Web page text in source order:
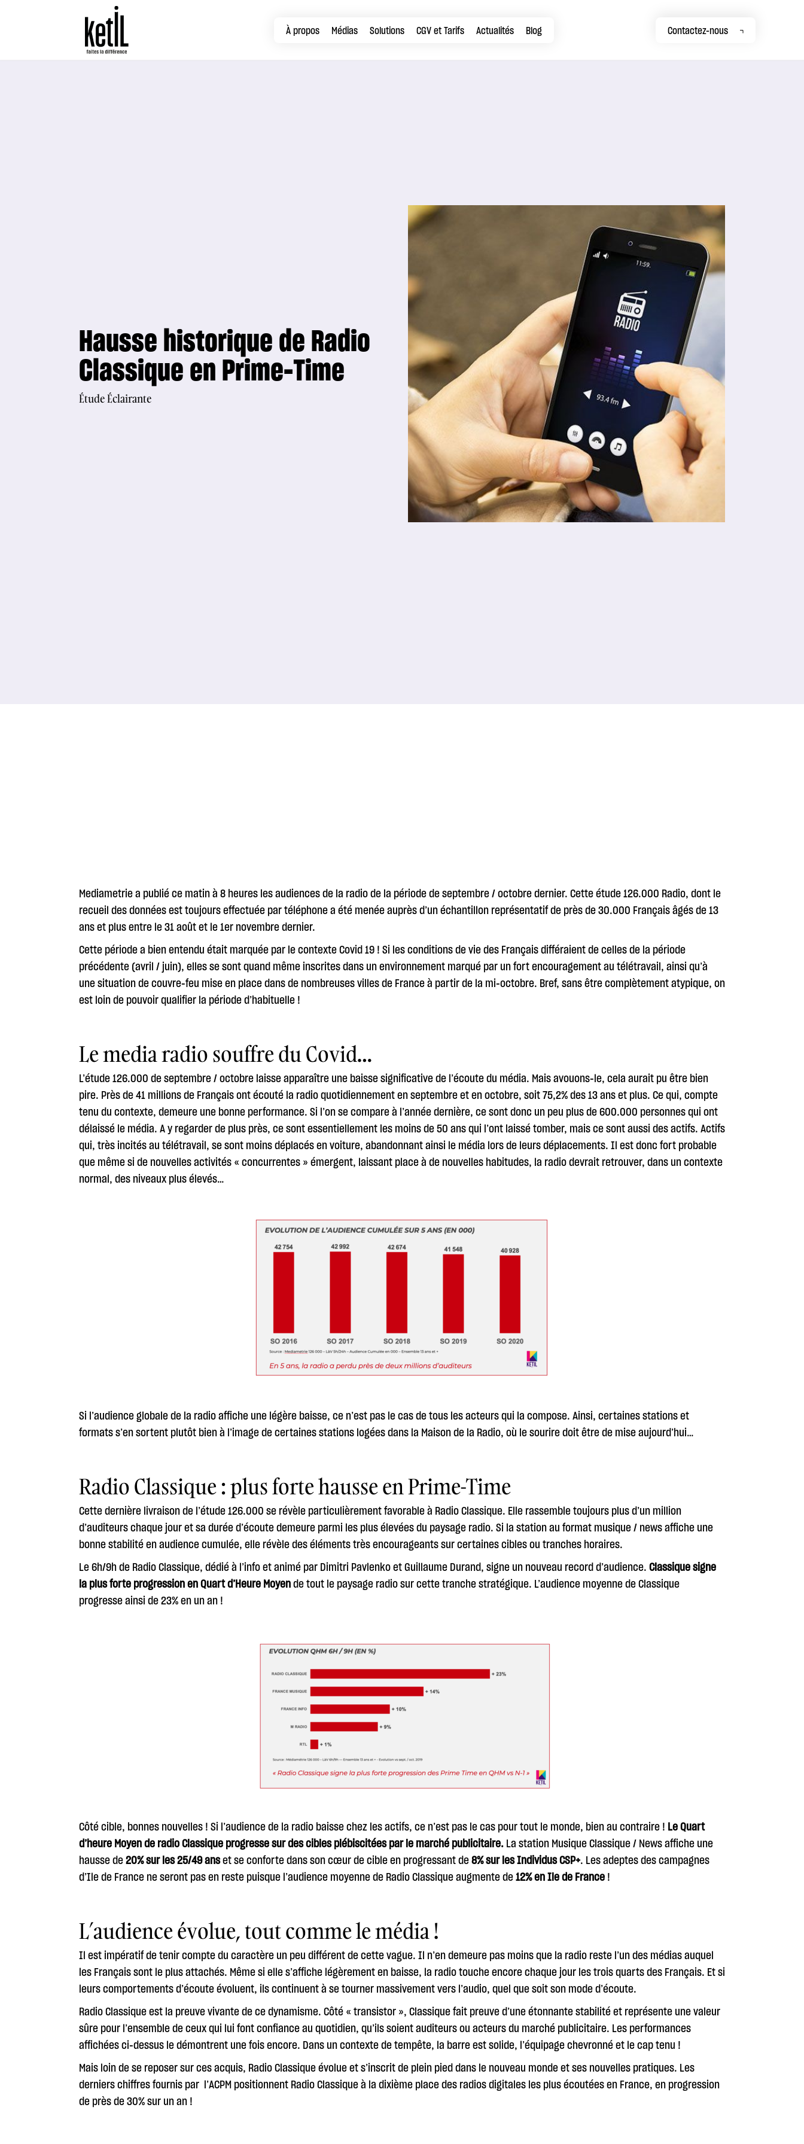
À propos Médias Solutions CGV et Tarifs Actualités Blog Contactez-nous
Hausse historique de Radio
Classique en Prime-Time
Étude Éclairante
Mediametrie a publié ce matin à 8 heures les audiences de la radio de la période de septembre / octobre dernier. Cette étude 126.000 Radio, dont le
recueil des données est toujours effectuée par téléphone a été menée auprès d’un échantillon représentatif de près de 30.000 Français âgés de 13
ans et plus entre le 31 août et le 1er novembre dernier.
Cette période a bien entendu était marquée par le contexte Covid 19 ! Si les conditions de vie des Français différaient de celles de la période
précédente (avril / juin), elles se sont quand même inscrites dans un environnement marqué par un fort encouragement au télétravail, ainsi qu’à
une situation de couvre-feu mise en place dans de nombreuses villes de France à partir de la mi-octobre. Bref, sans être complètement atypique, on
est loin de pouvoir qualifier la période d’habituelle !
Le media radio souffre du Covid…
L’étude 126.000 de septembre / octobre laisse apparaître une baisse significative de l’écoute du média. Mais avouons-le, cela aurait pu être bien
pire. Près de 41 millions de Français ont écouté la radio quotidiennement en septembre et en octobre, soit 75,2% des 13 ans et plus. Ce qui, compte
tenu du contexte, demeure une bonne performance. Si l’on se compare à l’année dernière, ce sont donc un peu plus de 600.000 personnes qui ont
délaissé le média. A y regarder de plus près, ce sont essentiellement les moins de 50 ans qui l’ont laissé tomber, mais ce sont aussi des actifs. Actifs
qui, très incités au télétravail, se sont moins déplacés en voiture, abandonnant ainsi le média lors de leurs déplacements. Il est donc fort probable
que même si de nouvelles activités « concurrentes » émergent, laissant place à de nouvelles habitudes, la radio devrait retrouver, dans un contexte
normal, des niveaux plus élevés…
Si l’audience globale de la radio affiche une légère baisse, ce n’est pas le cas de tous les acteurs qui la compose. Ainsi, certaines stations et
formats s’en sortent plutôt bien à l’image de certaines stations logées dans la Maison de la Radio, où le sourire doit être de mise aujourd’hui…
Radio Classique : plus forte hausse en Prime-Time
Cette dernière livraison de l’étude 126.000 se révèle particulièrement favorable à Radio Classique. Elle rassemble toujours plus d’un million
d’auditeurs chaque jour et sa durée d’écoute demeure parmi les plus élevées du paysage radio. Si la station au format musique / news affiche une
bonne stabilité en audience cumulée, elle révèle des éléments très encourageants sur certaines cibles ou tranches horaires.
Le 6h/9h de Radio Classique, dédié à l’info et animé par Dimitri Pavlenko et Guillaume Durand, signe un nouveau record d’audience. Classique signe
la plus forte progression en Quart d’Heure Moyende tout le paysage radio sur cette tranche stratégique. L’audience moyenne de Classique
progresse ainsi de 23% en un an !
Côté cible, bonnes nouvelles ! Si l’audience de la radio baisse chez les actifs, ce n’est pas le cas pour tout le monde, bien au contraire ! Le Quart
d’heure Moyen de radio Classique progresse sur des cibles plébiscitées par le marché publicitaire. La station Musique Classique / News affiche une
hausse de20% sur les 25/49 anset se conforte dans son cœur de cible en progressant de8% sur les Individus CSP+. Les adeptes des campagnes
d’Ile de France ne seront pas en reste puisque l’audience moyenne de Radio Classique augmente de12% en Ile de France !
L’audience évolue, tout comme le média !
Il est impératif de tenir compte du caractère un peu différent de cette vague. Il n’en demeure pas moins que la radio reste l’un des médias auquel
les Français sont le plus attachés. Même si elle s’affiche légèrement en baisse, la radio touche encore chaque jour les trois quarts des Français. Et si
leurs comportements d’écoute évoluent, ils continuent à se tourner massivement vers l’audio, quel que soit son mode d’écoute.
Radio Classique est la preuve vivante de ce dynamisme. Côté « transistor », Classique fait preuve d’une étonnante stabilité et représente une valeur
sûre pour l’ensemble de ceux qui lui font confiance au quotidien, qu’ils soient auditeurs ou acteurs du marché publicitaire. Les performances
affichées ci-dessus le démontrent une fois encore. Dans un contexte de tempête, la barre est solide, l’équipage chevronné et le cap tenu !
Mais loin de se reposer sur ces acquis, Radio Classique évolue et s’inscrit de plein pied dans le nouveau monde et ses nouvelles pratiques. Les
derniers chiffres fournis par l’ACPM positionnent Radio Classique à la dixième place des radios digitales les plus écoutées en France, en progression
de près de 30% sur un an !